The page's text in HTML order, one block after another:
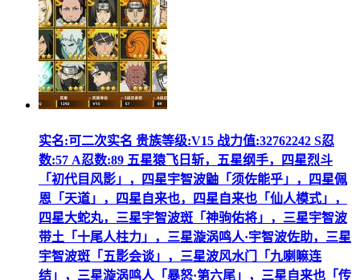
实名:可二次实名 贵族等级:V15 战力值:32762242 S忍
数:57 A忍数:89 五星猿飞日斩，五星纲手，四星烈斗
「初代目风影」，四星宇智波鼬「须佐能乎」，四星佩
恩「天道」，四星自来也，四星自来也「仙人模式」，
四星大蛇丸，三星宇智波斑「神驹佑将」，三星宇智波
带土「十尾人柱力」，三星漩涡鸣人·宇智波佐助，三星
宇智波斑「五影会谈」，三星波风水门「九喇嘛连
结」，三星漩涡鸣人「暴怒·第六尾」，三星自来也「传